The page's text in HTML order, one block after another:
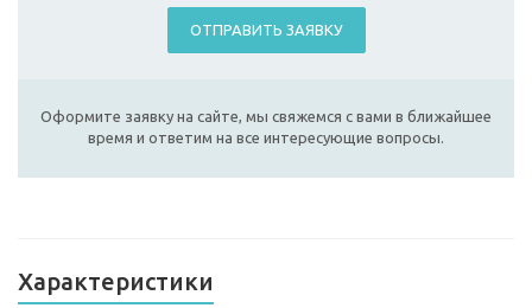
ОТПРАВИТЬ ЗАЯВКУ
Оформите заявку на сайте, мы свяжемся с вами в ближайшее
время и ответим на все интересующие вопросы.
Характеристики